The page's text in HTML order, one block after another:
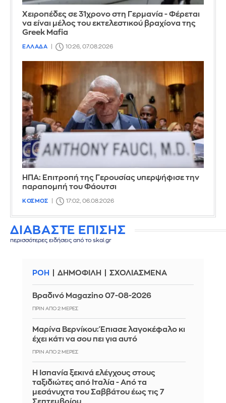
Χειροπέδες σε 31χρονο στη Γερμανία - Φέρεται
να είναι μέλος του εκτελεστικού βραχίονα της
Greek Mafia
ΕΛΛΑΔΑ 10:26, 07.08.2026
ΗΠΑ: Επιτροπή της Γερουσίας υπερψήφισε την
παραπομπή του Φάουτσι
ΚΟΣΜΟΣ 17:02, 06.08.2026
ΔΙΑΒΑΣΤΕ ΕΠΙΣΗΣ
περισσότερες ειδήσεις από το skai.gr
ΡΟΗ ΔΗΜΟΦΙΛΗ ΣΧΟΛΙΑΣΜΕΝΑ
Βραδινό Magazino 07-08-2026
ΠΡΙΝ ΑΠΌ 2 ΜΈΡΕΣ
Μαρίνα Βερνίκου: Έπιασε λαγοκέφαλο κι
έχει κάτι να σου πει για αυτό
ΠΡΙΝ ΑΠΌ 2 ΜΈΡΕΣ
Η Ισπανία ξεκινά ελέγχους στους
ταξιδιώτες από Ιταλία - Από τα
μεσάνυχτα του Σαββάτου έως τις 7